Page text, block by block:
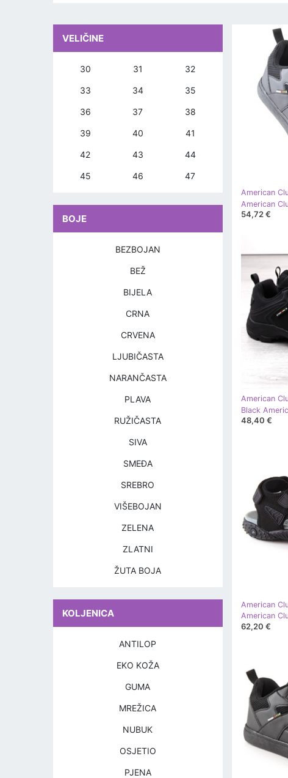
American
54,72 €
American
48,40 €
American
62,20 €
VELIČINE
30 31 32
33 34 35
36 37 38
39 40 41
42 43 44
45 46 47
BOJE
BEZBOJAN
BEŽ
BIJELA
CRNA
CRVENA
LJUBIČASTA
NARANČASTA
PLAVA
RUŽIČASTA
SIVA
SMEĐA
SREBRO
VIŠEBOJAN
ZELENA
ZLATNI
ŽUTA BOJA
KOLJENICA
ANTILOP
EKO KOŽA
GUMA
MREŽICA
NUBUK
OSJETIO
PJENA